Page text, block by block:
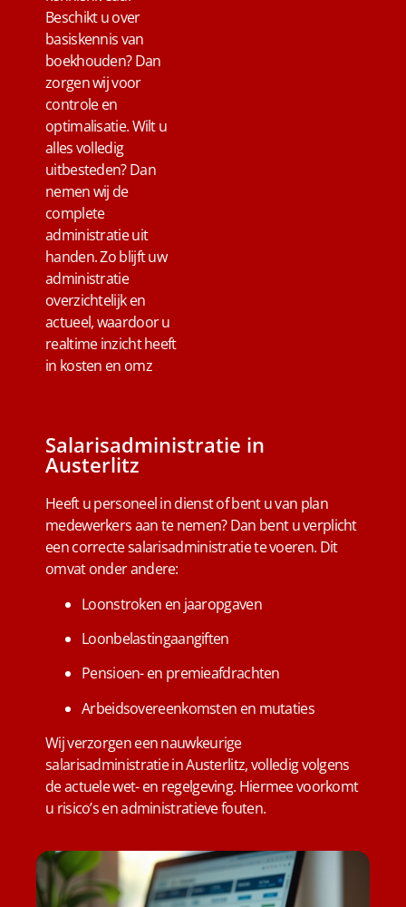
Beschikt u over
basiskennis van
boekhouden? Dan
zorgen wij voor
controle en
optimalisatie. Wilt u
alles volledig
uitbesteden? Dan
nemen wij de
complete
administratie uit
handen. Zo blijft uw
administratie
overzichtelijk en
actueel, waardoor u
realtime inzicht heeft
in kosten en omz
Salarisadministratie in
Austerlitz
Heeft u personeel in dienst of bent u van plan
medewerkers aan te nemen? Dan bent u verplicht
een correcte salarisadministratie te voeren. Dit
omvat onder andere:
Loonstroken en jaaropgaven
Loonbelastingaangiften
Pensioen- en premieafdrachten
Arbeidsovereenkomsten en mutaties
Wij verzorgen een nauwkeurige
salarisadministratie in Austerlitz, volledig volgens
de actuele wet- en regelgeving. Hiermee voorkomt
u risico’s en administratieve fouten.